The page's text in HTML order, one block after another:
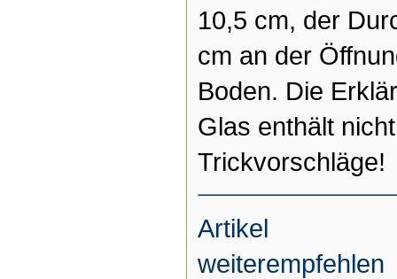
10,5 cm, der
cm an der
Boden. Die
Glas enthält
Trickvorschläge!
Artikel
weiterempfehlen